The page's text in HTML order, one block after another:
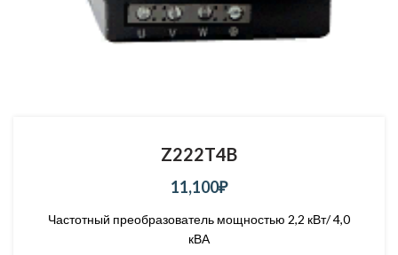
Z222T4B
11,100₽
Частотный преобразователь мощностью 2,2 кВт/ 4,0
кВА